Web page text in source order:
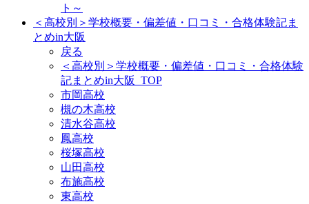
ト～
＜高校別＞学校概要・偏差値・口コミ・合格体験記ま
とめin大阪
戻る
＜高校別＞学校概要・偏差値・口コミ・合格体験
記まとめin大阪_TOP
市岡高校
槻の木高校
清水谷高校
鳳高校
桜塚高校
山田高校
布施高校
東高校